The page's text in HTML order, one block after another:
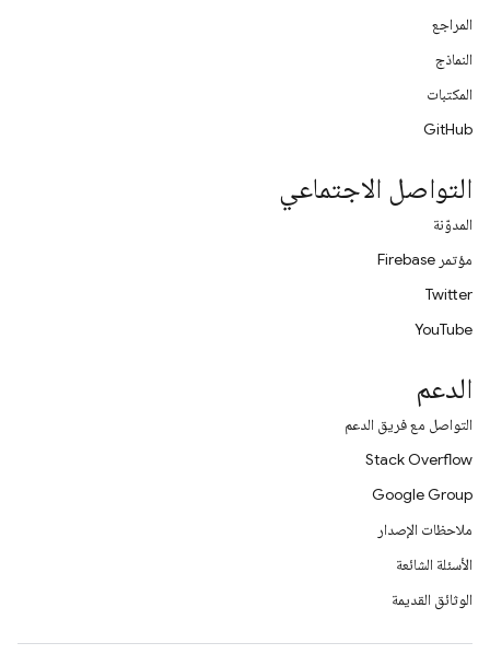
المراجع
النماذج
المكتبات
GitHub
التواصل الاجتماعي
المدوّنة
مؤتمر Firebase
Twitter
YouTube
الدعم
التواصل مع فريق الدعم
Stack Overflow
Google Group
ملاحظات الإصدار
الأسئلة الشائعة
الوثائق القديمة